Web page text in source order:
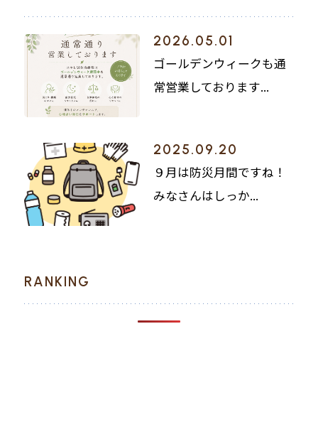
2026.05.01
ゴールデンウィークも通
常営業しております...
2025.09.20
９月は防災月間ですね！
みなさんはしっか...
RANKING